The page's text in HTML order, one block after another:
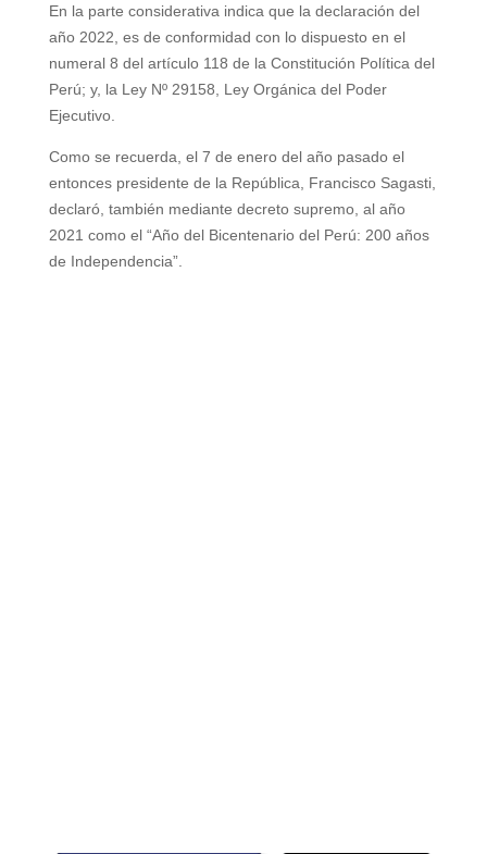
En la parte considerativa indica que la declaración del
año 2022, es de conformidad con lo dispuesto en el
numeral 8 del artículo 118 de la Constitución Política del
Perú; y, la Ley Nº 29158, Ley Orgánica del Poder
Ejecutivo.
Como se recuerda, el 7 de enero del año pasado el
entonces presidente de la República, Francisco Sagasti,
declaró, también mediante decreto supremo, al año
2021 como el “Año del Bicentenario del Perú: 200 años
de Independencia”.